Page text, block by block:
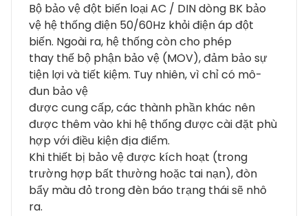
Bộ bảo vệ đột biến loại AC / DIN dòng BK bảo
vệ hệ thống điện 50/60Hz khỏi điện áp đột
biến. Ngoài ra, hệ thống còn cho phép
thay thế bộ phận bảo vệ (MOV), đảm bảo sự
tiện lợi và tiết kiệm. Tuy nhiên, vì chỉ có mô-
đun bảo vệ
được cung cấp, các thành phần khác nên
được thêm vào khi hệ thống được cài đặt phù
hợp với điều kiện địa điểm.
Khi thiết bị bảo vệ được kích hoạt (trong
trường hợp bất thường hoặc tai nạn), đòn
bẩy màu đỏ trong đèn báo trạng thái sẽ nhô
ra.